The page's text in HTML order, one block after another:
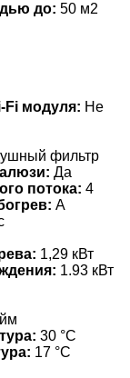
до: 50 м2
Fi модуля: Не
фильтр
Да
потока: 4
A
1,29 кВт
1.93 кВт
30 °С
17 °С